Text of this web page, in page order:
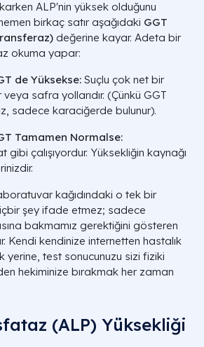
ALP'nin yüksek olduğunu
birkaç satır aşağıdaki GGT
değerine kayar. Adeta bir
okuma yapar:
de Yüksekse: Suçlu çok net bir
safra yollarıdır. (Çünkü GGT
sadece karaciğerde bulunur).
Tamamen Normalse:
gibi çalışıyordur. Yüksekliğin kaynağı
kağıdındaki o tek bir
şey ifade etmez; sadece
bakmamız gerektiğini gösteren
Kendi kendinize internetten hastalık
yerine, test sonucunuzu sizi fiziki
hekiminize bırakmak her zaman
(ALP) Yüksekliği